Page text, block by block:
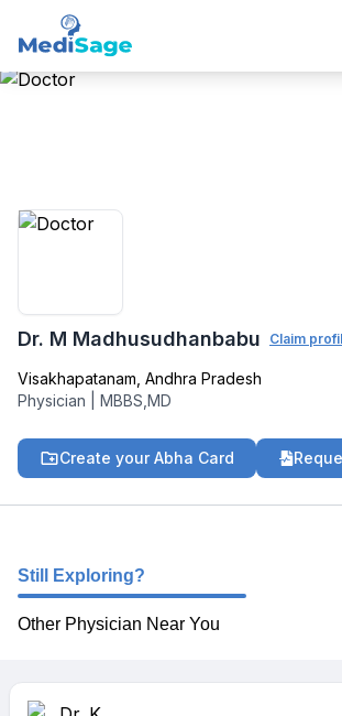
Dr. M Madhusudhanbabu Claim
Visakhapatanam Andhra Pradesh
Physician
MBBS,MD
Create your Abha Card
Still Exploring?
Other Physician Near You